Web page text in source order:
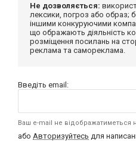
Не дозволяється:
лексики, погроз або образ;
іншими конкуруючими
що ображають діяльність
розміщення посилань на
реклама та самореклама.
Введіть email:
Ваш e-mail не відображатиметься
або Авторизуйтесь для